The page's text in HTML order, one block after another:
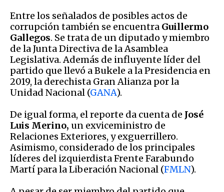
Entre los señalados de posibles actos de
corrupción también se encuentra Guillermo
Gallegos. Se trata de un diputado y miembro
de la Junta Directiva de la Asamblea
Legislativa. Además de influyente líder del
partido que llevó a Bukele a la Presidencia en
2019, la derechista Gran Alianza por la
Unidad Nacional (GANA).
De igual forma, el reporte da cuenta de José
Luis Merino, un exviceministro de
Relaciones Exteriores, y exguerrillero.
Asimismo, considerado de los principales
líderes del izquierdista Frente Farabundo
Martí para la Liberación Nacional (FMLN).